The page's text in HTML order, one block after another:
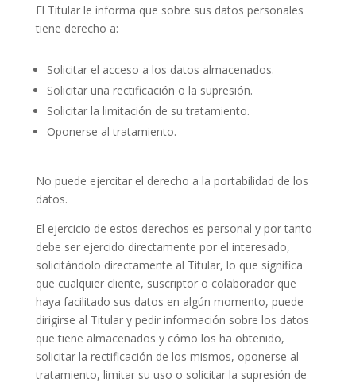
El Titular le informa que sobre sus datos personales
tiene derecho a:
Solicitar el acceso a los datos almacenados.
Solicitar una rectificación o la supresión.
Solicitar la limitación de su tratamiento.
Oponerse al tratamiento.
No puede ejercitar el derecho a la portabilidad de los
datos.
El ejercicio de estos derechos es personal y por tanto
debe ser ejercido directamente por el interesado,
solicitándolo directamente al Titular, lo que significa
que cualquier cliente, suscriptor o colaborador que
haya facilitado sus datos en algún momento, puede
dirigirse al Titular y pedir información sobre los datos
que tiene almacenados y cómo los ha obtenido,
solicitar la rectificación de los mismos, oponerse al
tratamiento, limitar su uso o solicitar la supresión de